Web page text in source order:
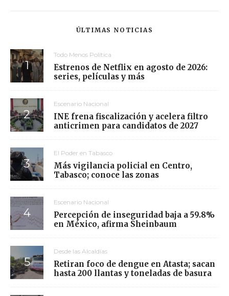
ÚLTIMAS NOTICIAS
Todo Menos Política
Estrenos de Netflix en agosto de 2026:
series, películas y más
Escenario Nacional
INE frena fiscalización y acelera filtro
anticrimen para candidatos de 2027
El Poder en Tabasco
Más vigilancia policial en Centro,
Tabasco; conoce las zonas
Escenario Nacional
Percepción de inseguridad baja a 59.8%
en México, afirma Sheinbaum
Desde las Alcaldías
Retiran foco de dengue en Atasta; sacan
hasta 200 llantas y toneladas de basura